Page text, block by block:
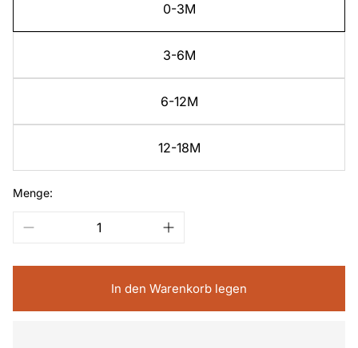
0-3M
3-6M
6-12M
12-18M
Menge:
In den Warenkorb legen